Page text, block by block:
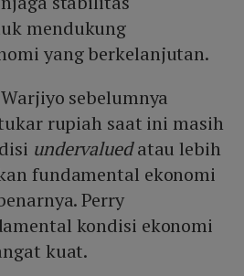
mendukung
yang berkelanjutan.
sebelumnya
rupiah saat ini masih
undervaluedatau lebih
fundamental ekonomi
Perry
kondisi ekonomi
kuat.